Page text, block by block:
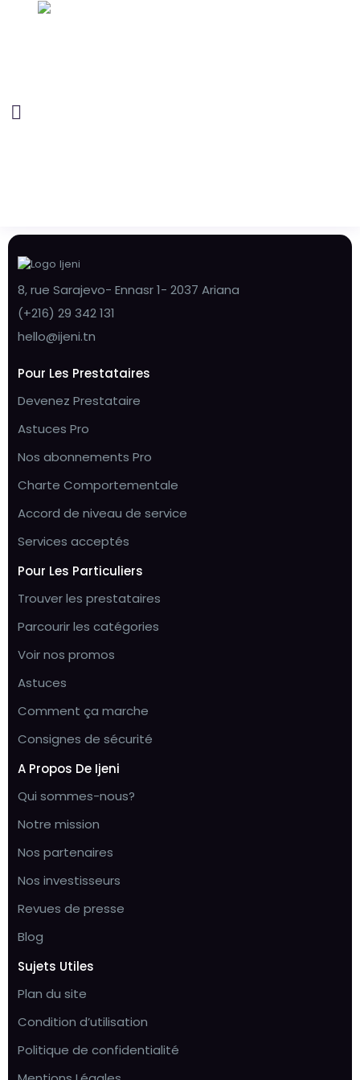
8, rue Sarajevo- Ennasr 1- 2037 Ariana
(+216) 29 342 131
hello@ijeni.tn
Pour Les Prestataires
Devenez Prestataire
Astuces Pro
Nos abonnements Pro
Charte Comportementale
Accord de niveau de service
Services acceptés
Pour Les Particuliers
Trouver les prestataires
Parcourir les catégories
Voir nos promos
Astuces
Comment ça marche
Consignes de sécurité
A Propos De Ijeni
Qui sommes-nous?
Notre mission
Nos partenaires
Nos investisseurs
Revues de presse
Blog
Sujets Utiles
Plan du site
Condition d’utilisation
Politique de confidentialité